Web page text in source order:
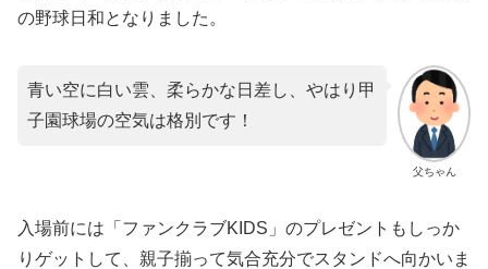
の野球日和となりました。
父ちゃん
青い空に白い雲、柔らかな日差し、やはり甲
子園球場の空気は格別です！
入場前には「ファンクラブKIDS」のプレゼントもしっか
りゲットして、親子揃って気合充分でスタンドへ向かいま